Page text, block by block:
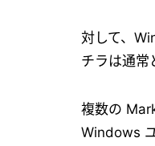
対して、
チラは通常
複数の
Windows